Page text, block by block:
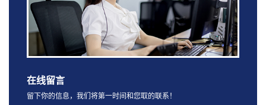
在线留言
留下你的信息，我们将第一时间和您取的联系！